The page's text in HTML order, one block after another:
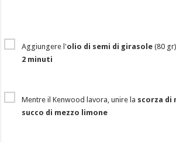
Aggiungere l'olio di semi di girasole (80
2 minuti
Mentre il Kenwood lavora, unire la scorza di
succo di mezzo limone